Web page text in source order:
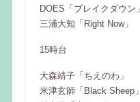
DOES「ブレイクダウン」
三浦大知「Right Now」
15時台
大森靖子「ちえのわ」
米津玄師「Black Sheep」